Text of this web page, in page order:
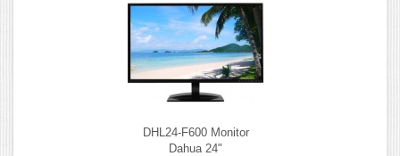
DHL24-F600 Monitor
Dahua 24"